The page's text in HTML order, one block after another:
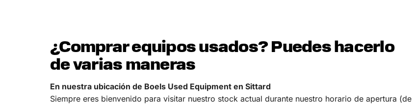
¿Comprar equipos usados? Puedes hacerlo
de varias maneras
En nuestra ubicación de Boels Used Equipment en Sittard
Siempre eres bienvenido para visitar nuestro stock actual durante nuestro horario de apertura (de